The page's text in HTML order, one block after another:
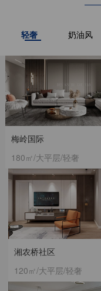
轻奢 奶油风
梅岭国际
180㎡/大平层/轻奢
湘农桥社区
120㎡/大平层/轻奢